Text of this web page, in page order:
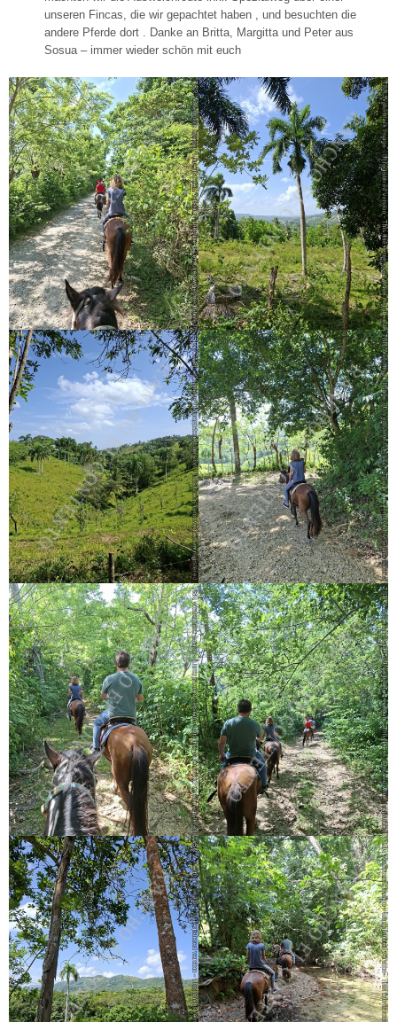
unseren Fincas, die wir gepachtet haben , und besuchten die
andere Pferde dort . Danke an Britta, Margitta und Peter aus
Sosua – immer wieder schön mit euch